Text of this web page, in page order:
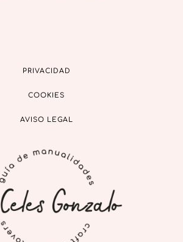
PRIVACIDAD
COOKIES
AVISO LEGAL